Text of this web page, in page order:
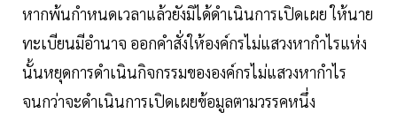
หากพ้นกำหนดเวลาแล้วยังมิได้ดำเนินการเปิดเผย ให้นาย
ทะเบียนมีอำนาจ ออกคำสั่งให้องค์กรไม่แสวงหากำไรแห่ง
นั้นหยุดการดำเนินกิจกรรมขององค์กรไม่แสวงหากำไร
จนกว่าจะดำเนินการเปิดเผยข้อมูลตามวรรคหนึ่ง